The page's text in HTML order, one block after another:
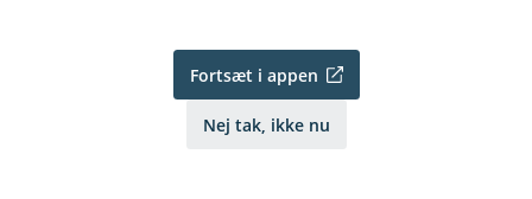
Fortsæt i appen
Nej tak, ikke nu